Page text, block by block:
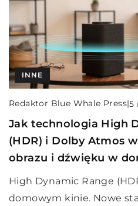
INNE
Redaktor Blue Whale Press|5
Jak technologia High
(HDR) i Dolby Atmos
obrazu i dźwięku w
High Dynamic Range
domowym kinie. Nowe